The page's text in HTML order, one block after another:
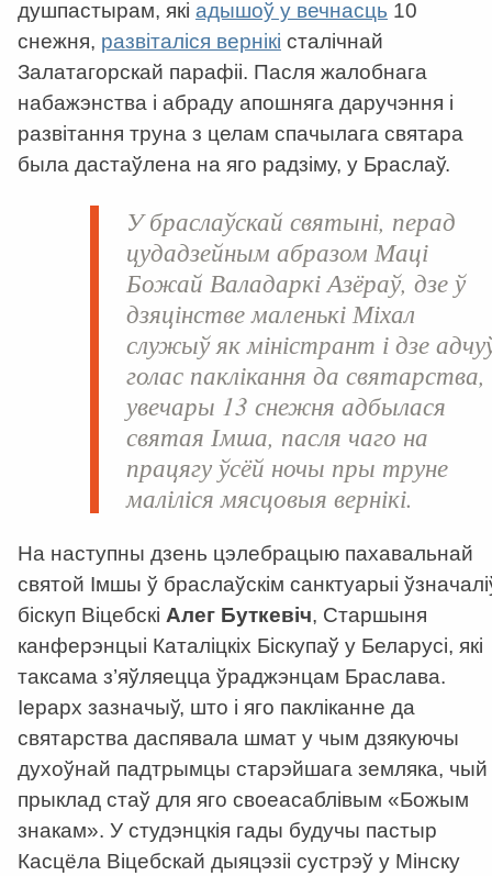
душпастырам, які адышоў у вечнасць 10
снежня, развіталіся вернікі сталічнай
Залатагорскай парафіі. Пасля жалобнага
набажэнства і абраду апошняга даручэння і
развітання труна з целам спачылага святара
была дастаўлена на яго радзіму, у Браслаў.
У браслаўскай святыні, перад
цудадзейным абразом Маці
Божай Валадаркі Азёраў, дзе ў
дзяцінстве маленькі Міхал
служыў як міністрант і дзе
голас паклікання да святарства,
увечары 13 снежня адбылася
святая Імша, пасля чаго на
працягу ўсёй ночы пры труне
маліліся мясцовыя вернікі.
На наступны дзень цэлебрацыю пахавальнай
святой Імшы ў браслаўскім санктуарыі
біскуп Віцебскі Алег Буткевіч, Старшыня
канферэнцыі Каталіцкіх Біскупаў у Беларусі, які
таксама з’яўляецца ўраджэнцам Браслава.
Іерарх зазначыў, што і яго пакліканне да
святарства даспявала шмат у чым дзякуючы
духоўнай падтрымцы старэйшага земляка, чый
прыклад стаў для яго своеасаблівым «Божым
знакам». У студэнцкія гады будучы пастыр
Касцёла Віцебскай дыяцэзіі сустрэў у Мінску